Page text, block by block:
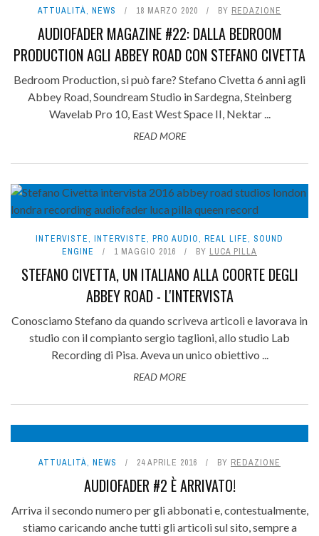
ATTUALITÀ, NEWS 18 MARZO 2020 BY REDAZIONE
AUDIOFADER MAGAZINE #22: DALLA BEDROOM
PRODUCTION AGLI ABBEY ROAD CON STEFANO CIVETTA
Bedroom Production, si può fare? Stefano Civetta 6 anni agli
Abbey Road, Soundream Studio in Sardegna, Steinberg
Wavelab Pro 10, East West Space II, Nektar ...
READ MORE
INTERVISTE, INTERVISTE, PRO AUDIO, REAL LIFE, SOUND
ENGINE
1 MAGGIO 2016 BY LUCA PILLA
STEFANO CIVETTA, UN ITALIANO ALLA COORTE DEGLI
ABBEY ROAD - L'INTERVISTA
Conosciamo Stefano da quando scriveva articoli e lavorava in
studio con il compianto sergio taglioni, allo studio Lab
Recording di Pisa. Aveva un unico obiettivo ...
READ MORE
ATTUALITÀ, NEWS 24 APRILE 2016 BY REDAZIONE
AUDIOFADER #2 È ARRIVATO!
Arriva il secondo numero per gli abbonati e, contestualmente,
stiamo caricando anche tutti gli articoli sul sito, sempre a